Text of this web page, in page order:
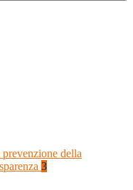
della
3